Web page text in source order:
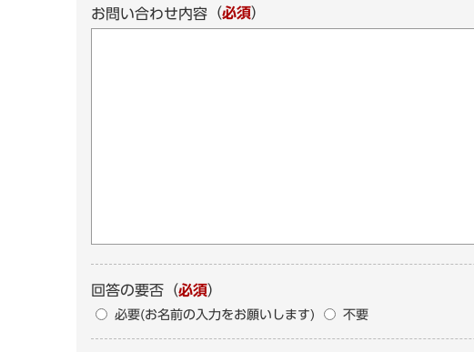
お問い合わせ内容 （必須）
回答の要否 （必須）
必要(お名前の入力をお願いします) 不要